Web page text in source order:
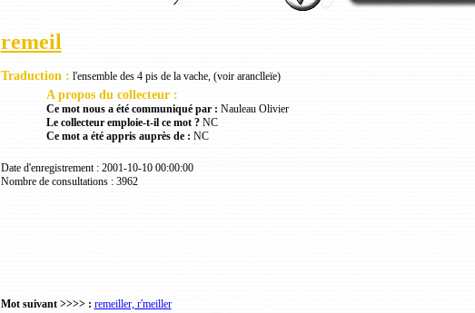
remeil
Traduction : l'ensemble des 4 pis de la vache, (voir aranclleïe)
A propos du collecteur :
Ce mot nous a été communiqué par : Nauleau Olivier
Le collecteur emploie-t-il ce mot ?NC
Ce mot a été appris auprès de : NC
Date d'enregistrement : 2001-10-10 00:00:00
Nombre de consultations : 3962
Mot suivant >>>> : remeiller, r'meiller